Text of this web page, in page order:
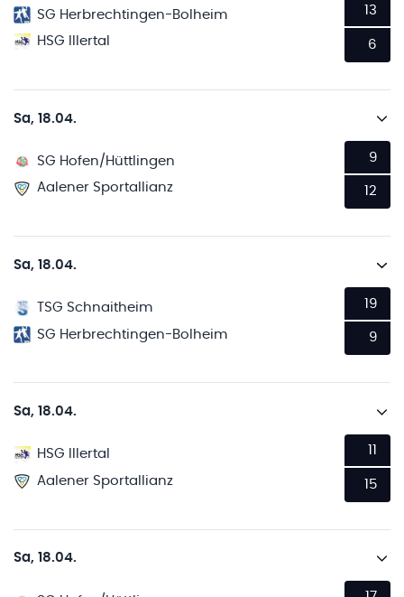
SG Herbrechtingen-Bolheim
HSG Illertal
13
6
Sa, 18.04.
SG Hofen/Hüttlingen
Aalener Sportallianz
9
12
Sa, 18.04.
TSG Schnaitheim
SG Herbrechtingen-Bolheim
19
9
Sa, 18.04.
HSG Illertal
Aalener Sportallianz
15
Sa, 18.04.